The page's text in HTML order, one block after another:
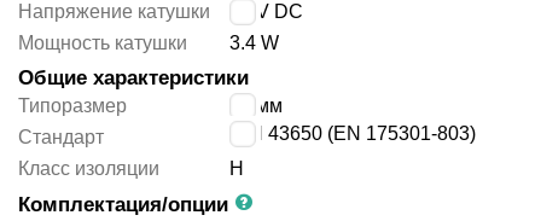
Напряжение катушки
48 V DC
Мощность катушки
3.4 W
Общие характеристики
Типоразмер
22 мм
Стандарт
DIN 43650 (EN 175301-803)
Класс изоляции
H
Комплектация/опции